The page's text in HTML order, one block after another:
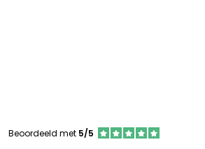
Beoordeeld met 5/5